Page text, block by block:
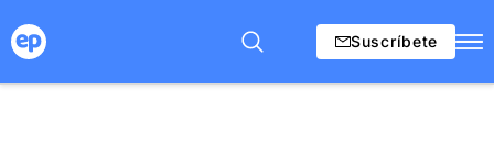
Suscríbete